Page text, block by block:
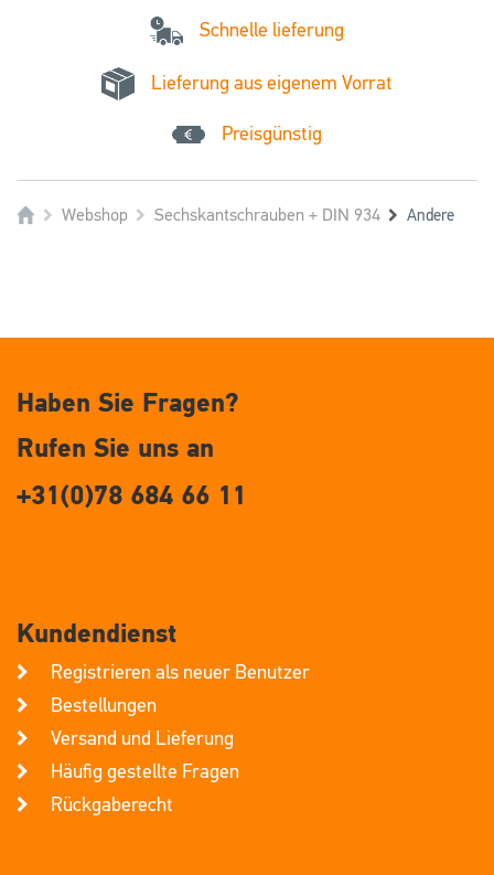
Schnelle lieferung
Lieferung aus eigenem Vorrat
Preisgünstig
Webshop Sechskantschrauben + DIN 934 Andere
Haben Sie Fragen?
Rufen Sie uns an
+31(0)78 684 66 11
Kundendienst
Registrieren als neuer Benutzer
Bestellungen
Versand und Lieferung
Häufig gestellte Fragen
Rückgaberecht